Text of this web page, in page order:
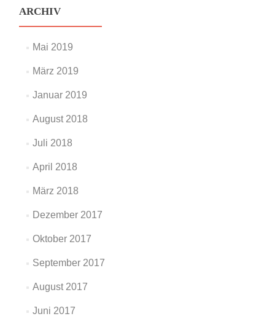
ARCHIV
Mai 2019
März 2019
Januar 2019
August 2018
Juli 2018
April 2018
März 2018
Dezember 2017
Oktober 2017
September 2017
August 2017
Juni 2017